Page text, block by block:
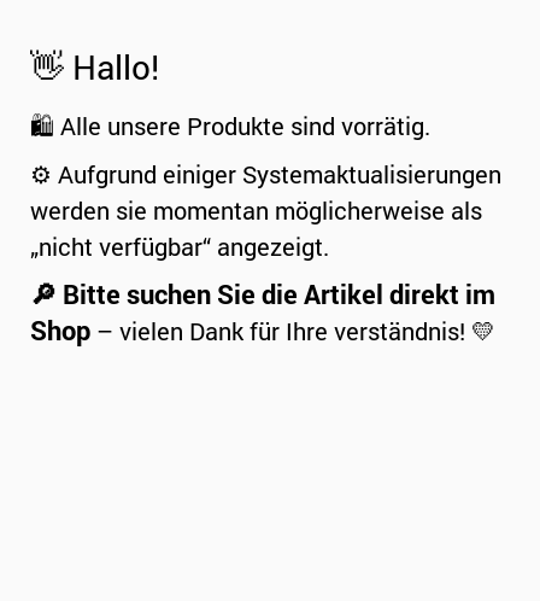
👋 Hallo!
🛍️ Alle unsere Produkte sind vorrätig.
⚙️ Aufgrund einiger Systemaktualisierungen
werden sie momentan möglicherweise als
„nicht verfügbar“ angezeigt.
🔎 Bitte suchen Sie die Artikel direkt im
Shop – vielen Dank für Ihre verständnis! 💛